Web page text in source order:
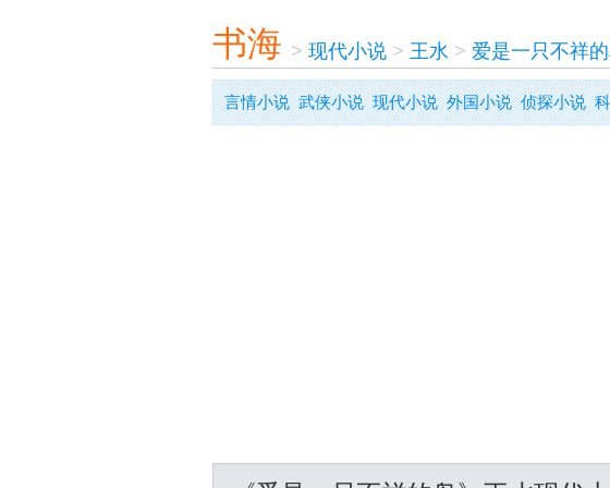
书海 > 现代小说> 王水 > 爱是一只不祥
言情小说 武侠小说 现代小说 外国小说 侦探小说